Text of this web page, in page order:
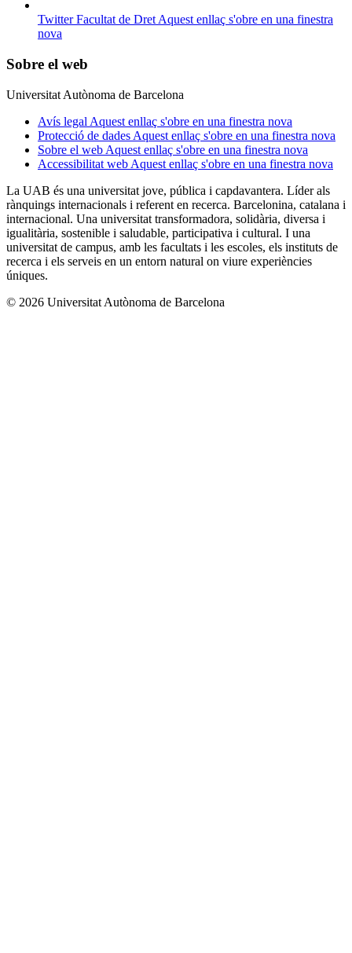
Twitter Facultat de DretAquest enllaç s'obre en una finestra
nova
Sobre el web
Universitat Autònoma de Barcelona
Avís legal Aquest enllaç s'obre en una finestra nova
Protecció de dades Aquest enllaç s'obre en una finestra nova
Sobre el web Aquest enllaç s'obre en una finestra nova
Accessibilitat web Aquest enllaç s'obre en una finestra nova
La UAB és una universitat jove, pública i capdavantera. Líder als
rànquings internacionals i referent en recerca. Barcelonina, catalana i
internacional. Una universitat transformadora, solidària, diversa i
igualitària, sostenible i saludable, participativa i cultural. I una
universitat de campus, amb les facultats i les escoles, els instituts de
recerca i els serveis en un entorn natural on viure experiències
úniques.
© 2026 Universitat Autònoma de Barcelona